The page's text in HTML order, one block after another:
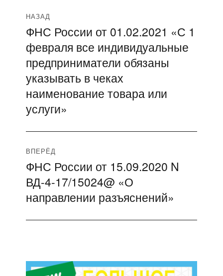
Навигация
по
записям
НАЗАД
Предыдущая
запись:
ФНС России от 01.02.2021 «С 1
февраля все индивидуальные
предприниматели обязаны
указывать в чеках
наименование товара или
услуги»
ВПЕРЁД
Следующая
запись:
ФНС России от 15.09.2020 N
ВД-4-17/15024@ «О
направлении разъяснений»